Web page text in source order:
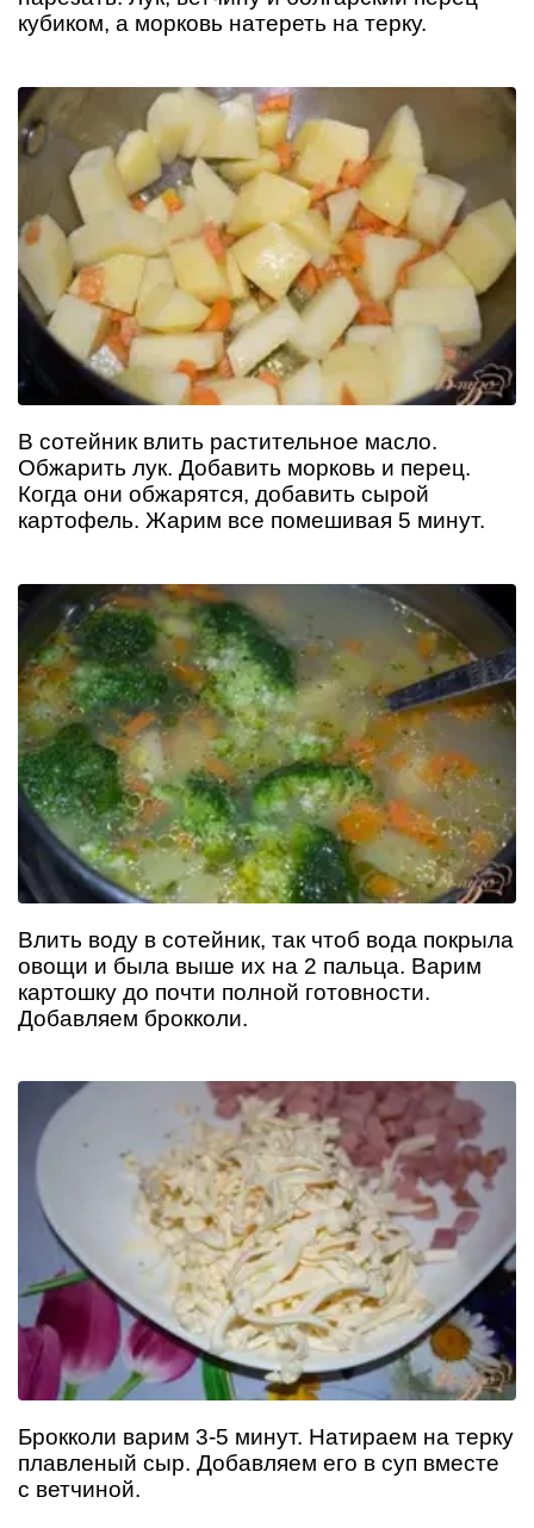
кубиком, а морковь натереть на терку.
В сотейник влить растительное масло.
Обжарить лук. Добавить морковь и перец.
Когда они обжарятся, добавить сырой
картофель. Жарим все помешивая 5 минут.
Влить воду в сотейник, так чтоб вода покрыла
овощи и была выше их на 2 пальца. Варим
картошку до почти полной готовности.
Добавляем брокколи.
Брокколи варим 3-5 минут. Натираем на терку
плавленый сыр. Добавляем его в суп вместе
с ветчиной.